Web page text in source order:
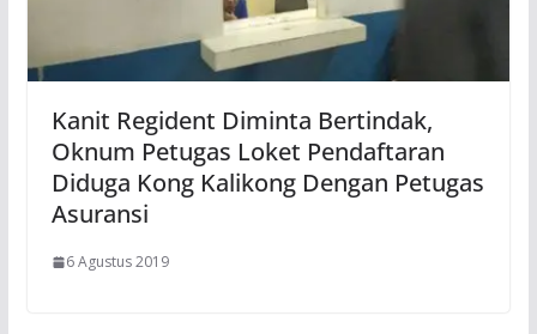
Kanit Regident Diminta Bertindak,
Oknum Petugas Loket Pendaftaran
Diduga Kong Kalikong Dengan Petugas
Asuransi
6 Agustus 2019